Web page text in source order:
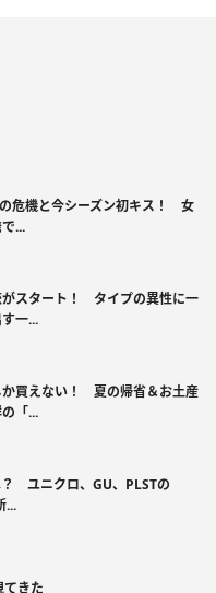
危機と今シーズン初キス！ 女
...
がスタート！ タイプの異性に一
一...
か買えない！ 夏の帰省＆お土産
「...
ユニクロ、GU、PLSTの
...
てきた